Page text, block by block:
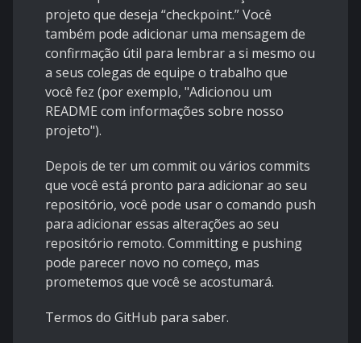
projeto que deseja “checkpoint.” Você
também pode adicionar uma mensagem de
confirmação útil para lembrar a si mesmo ou
a seus colegas de equipe o trabalho que
você fez (por exemplo, "Adicionou um
README com informações sobre nosso
projeto").
Depois de ter um commit ou vários commits
que você está pronto para adicionar ao seu
repositório, você pode usar o comando push
para adicionar essas alterações ao seu
repositório remoto. Committing e pushing
pode parecer novo no começo, mas
prometemos que você se acostumará.
Termos do GitHub para saber.